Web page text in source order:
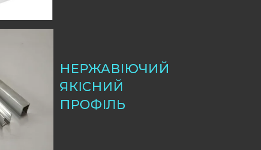
НЕРЖАВІЮЧИЙ
ЯКІСНИЙ
ПРОФІЛЬ